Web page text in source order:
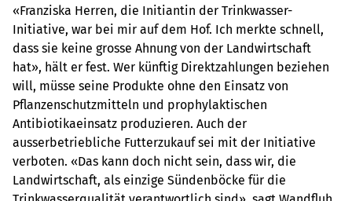
«Franziska Herren, die Initiantin der Trinkwasser-
Initiative, war bei mir auf dem Hof. Ich merkte schnell,
dass sie keine grosse Ahnung von der Landwirtschaft
hat», hält er fest. Wer künftig Direktzahlungen beziehen
will, müsse seine Produkte ohne den Einsatz von
Pflanzenschutzmitteln und prophylaktischen
Antibiotikaeinsatz produzieren. Auch der
ausserbetriebliche Futterzukauf sei mit der Initiative
verboten. «Das kann doch nicht sein, dass wir, die
Landwirtschaft, als einzige Sündenböcke für die